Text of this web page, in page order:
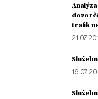
trafik
21. 07.
16. 07.